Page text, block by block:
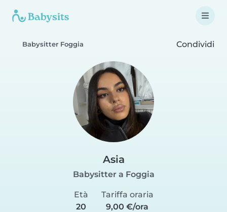
Babysitter Foggia Condividi
Asia
Babysitter a Foggia
Età
20
Tariffa oraria
9,00 €/ora